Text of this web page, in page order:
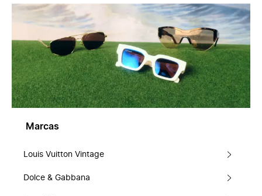
Marcas
Louis Vuitton Vintage
Dolce & Gabbana